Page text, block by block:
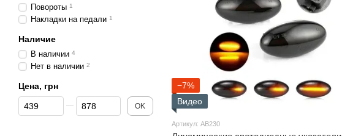
−7%
Видео
Артикул: AB230
Повороты 1
Накладки на педали 1
Наличие
В наличии 4
Нет в наличии 2
Цена, грн
От Цена, грн
До Цена, грн OK